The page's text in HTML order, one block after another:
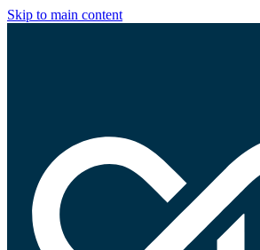
Skip to main content